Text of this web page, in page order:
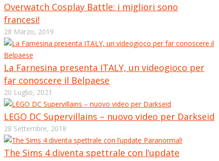
Overwatch Cosplay Battle: i migliori sono
francesi!
28 Marzo, 2019
La Farnesina presenta ITALY, un videogioco per
far conoscere il Belpaese
20 Luglio, 2021
LEGO DC Supervillains – nuovo video per Darkseid
28 Settembre, 2018
The Sims 4 diventa spettrale con l’update